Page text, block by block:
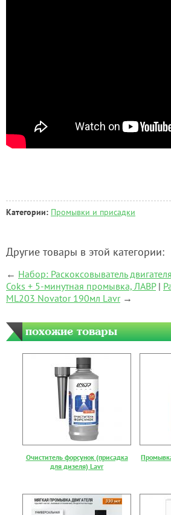
Категории: Промывки и присадки
Другие товары в этой категории:
← Набор: Раскоксовыватель
Coks + 5-минутная промывка, ЛАВР|
ML203 Novator 190мл Lavr→
похожие товары
Очиститель форсунок (присадка
для дизеля) Lavr